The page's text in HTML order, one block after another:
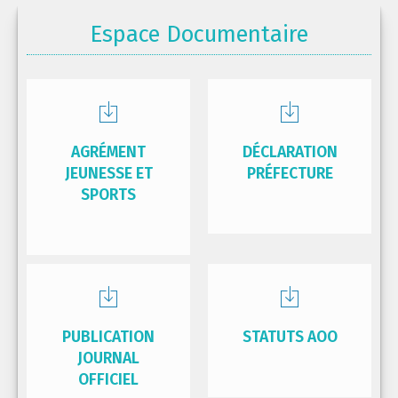
Espace Documentaire
AGRÉMENT
JEUNESSE ET
SPORTS
DÉCLARATION
PRÉFECTURE
PUBLICATION
JOURNAL
OFFICIEL
STATUTS AOO